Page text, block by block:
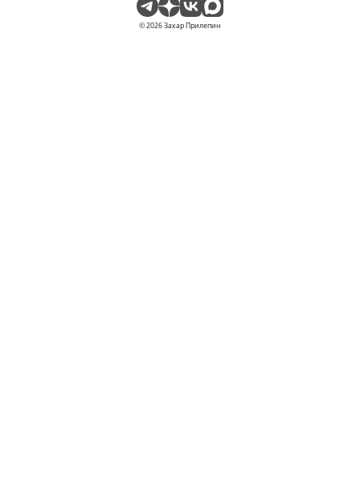
© 2026 Захар Прилепин